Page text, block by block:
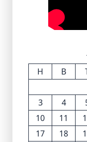
H
B
3
4
10
11
17
18